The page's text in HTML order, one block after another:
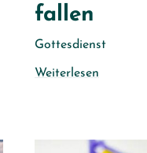
fallen
Gottesdienst
Weiterlesen